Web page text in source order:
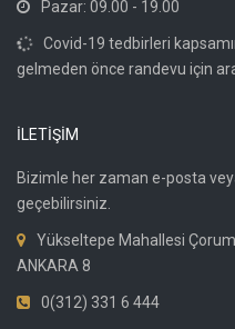
Pazar: 09.00 - 19.00
Covid-19 tedbirleri
gelmeden önce randevu için
İLETİŞİM
Bizimle her zaman e-posta
geçebilirsiniz.
Yükseltepe Mahallesi
ANKARA 8
0(312) 331 6 444